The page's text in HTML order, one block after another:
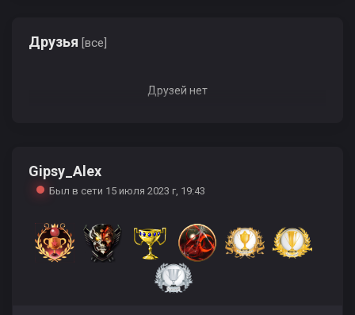
Друзья [все]
Друзей нет
Gipsy_Alex
Был в сети 15 июля 2023 г, 19:43